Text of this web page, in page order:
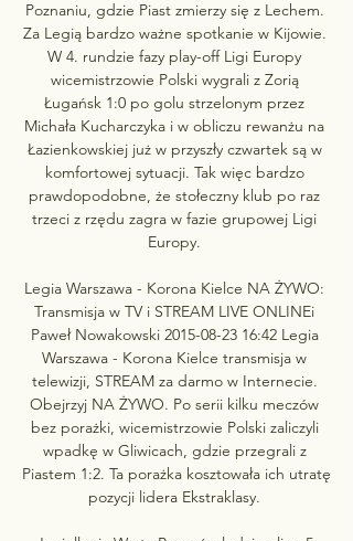
Poznaniu, gdzie Piast zmierzy się z Lechem.
Za Legią bardzo ważne spotkanie w Kijowie.
W 4. rundzie fazy play-off Ligi Europy
wicemistrzowie Polski wygrali z Zorią
Ługańsk 1:0 po golu strzelonym przez
Michała Kucharczyka i w obliczu rewanżu na
Łazienkowskiej już w przyszły czwartek są w
komfortowej sytuacji. Tak więc bardzo
prawdopodobne, że stołeczny klub po raz
trzeci z rzędu zagra w fazie grupowej Ligi
Europy.
Legia Warszawa - Korona Kielce NA ŻYWO:
Transmisja w TV i STREAM LIVE ONLINEi
Paweł Nowakowski 2015-08-23 16:42 Legia
Warszawa - Korona Kielce transmisja w
telewizji, STREAM za darmo w Internecie.
Obejrzyj NA ŻYWO. Po serii kilku meczów
bez porażki, wicemistrzowie Polski zaliczyli
wpadkę w Gliwicach, gdzie przegrali z
Piastem 1:2. Ta porażka kosztowała ich utratę
pozycji lidera Ekstraklasy.